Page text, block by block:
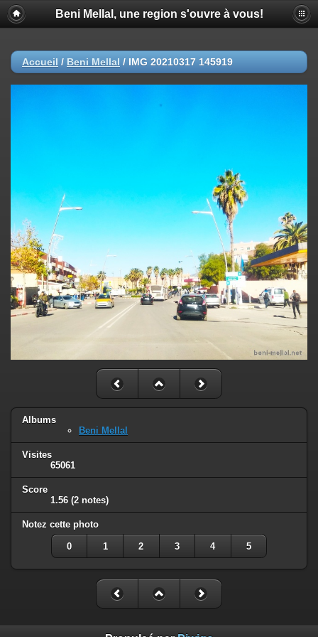
Beni Mellal, une region s'ouvre à vous!
Accueil / Beni Mellal / IMG 20210317 145919
Albums
Beni Mellal
Visites
65061
Score
1.56 (2 notes)
Notez cette photo
0 1 2 3 4 5